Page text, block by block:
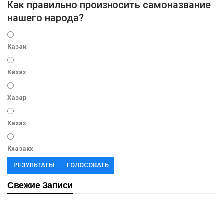
Как правильно произносить самоназвание
нашего народа?
Казак
Казах
Хазар
Хазах
Кхазакх
РЕЗУЛЬТАТЫ ГОЛОСОВАТЬ
Свежие Записи